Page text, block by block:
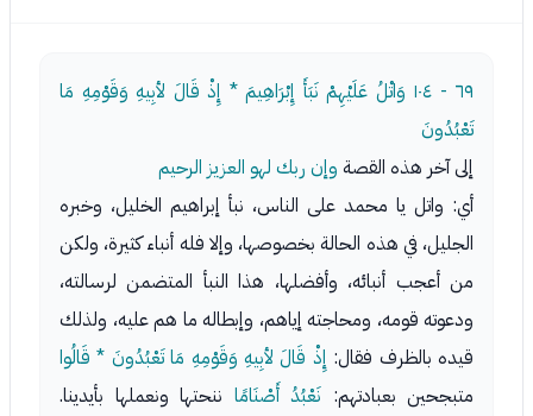
٦٩ - ١٠٤
وَاتْلُ عَلَيْهِمْ نَبَأَ إِبْرَاهِيمَ * إِذْ قَالَ لأبِيهِ وَقَوْمِهِ مَا
تَعْبُدُونَ
إلى آخر هذه القصة وإن ربك لهو العزيز الرحيم
أي: واتل يا محمد على الناس، نبأ إبراهيم الخليل، وخبره
الجليل، في هذه الحالة بخصوصها، وإلا فله أنباء كثيرة، ولكن
من أعجب أنبائه، وأفضلها، هذا النبأ المتضمن لرسالته،
ودعوته قومه، ومحاجته إياهم، وإبطاله ما هم عليه، ولذلك
قيده بالظرف فقال: إِذْ قَالَ لأبِيهِ وَقَوْمِهِ مَا تَعْبُدُونَ * قَالُوا
متبجحين بعبادتهم: نَعْبُدُ أَصْنَامًا ننحتها ونعملها بأيدينا.